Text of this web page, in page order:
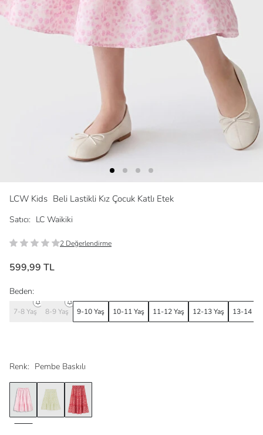
LCW Kids Beli Lastikli Kız Çocuk Katlı Etek
Satıcı: LC Waikiki
2 Değerlendirme
599,99 TL
Renk: Pembe Baskılı
Beden:
7-8 Yaş 8-9 Yaş 9-10 Yaş 10-11 Yaş 11-12 Yaş 12-13 Yaş 13-14